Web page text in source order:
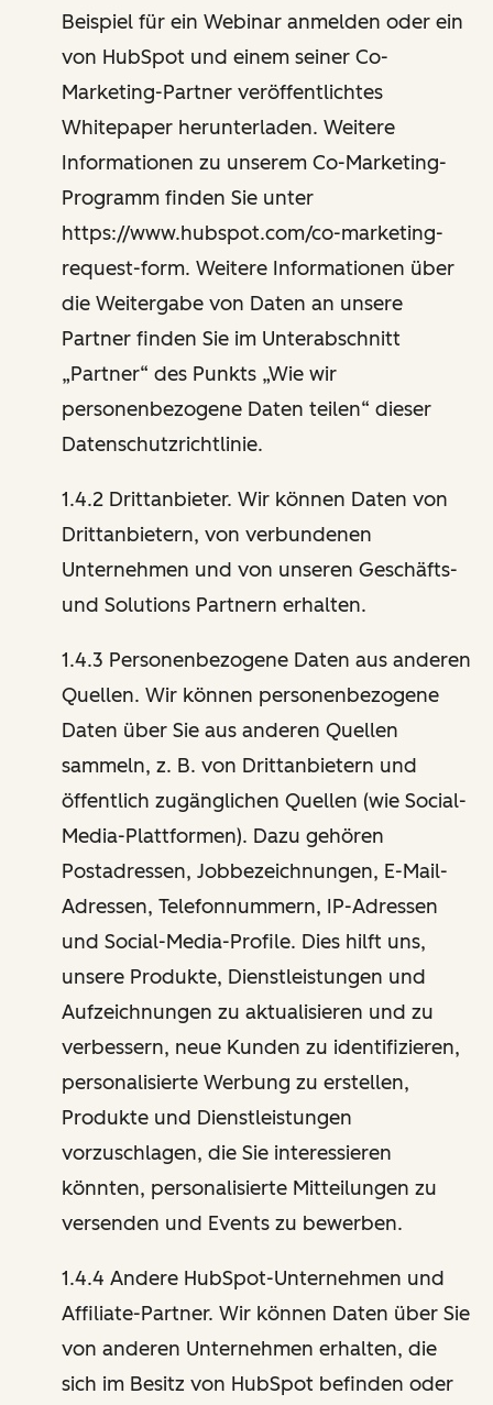
Beispiel für ein Webinar anmelden oder ein
von HubSpot und einem seiner Co-
Marketing-Partner veröffentlichtes
Whitepaper herunterladen. Weitere
Informationen zu unserem Co-Marketing-
Programm finden Sie unter
https://www.hubspot.com/co-marketing-
request-form. Weitere Informationen über
die Weitergabe von Daten an unsere
Partner finden Sie im Unterabschnitt
„Partner“ des Punkts „Wie wir
personenbezogene Daten teilen“ dieser
Datenschutzrichtlinie.
1.4.2 Drittanbieter. Wir können Daten von
Drittanbietern, von verbundenen
Unternehmen und von unseren Geschäfts-
und Solutions Partnern erhalten.
1.4.3 Personenbezogene Daten aus anderen
Quellen. Wir können personenbezogene
Daten über Sie aus anderen Quellen
sammeln, z. B. von Drittanbietern und
öffentlich zugänglichen Quellen (wie Social-
Media-Plattformen). Dazu gehören
Postadressen, Jobbezeichnungen, E-Mail-
Adressen, Telefonnummern, IP-Adressen
und Social-Media-Profile. Dies hilft uns,
unsere Produkte, Dienstleistungen und
Aufzeichnungen zu aktualisieren und zu
verbessern, neue Kunden zu identifizieren,
personalisierte Werbung zu erstellen,
Produkte und Dienstleistungen
vorzuschlagen, die Sie interessieren
könnten, personalisierte Mitteilungen zu
versenden und Events zu bewerben.
1.4.4 Andere HubSpot-Unternehmen und
Affiliate-Partner. Wir können Daten über Sie
von anderen Unternehmen erhalten, die
sich im Besitz von HubSpot befinden oder